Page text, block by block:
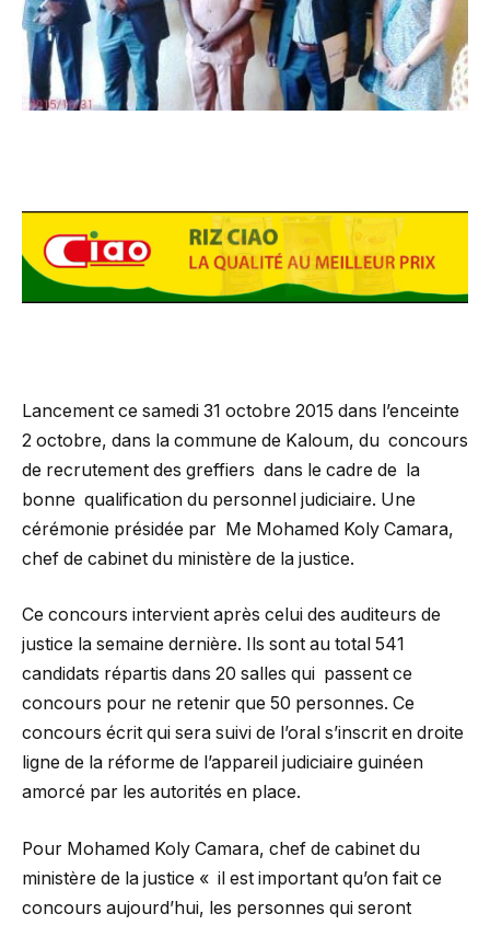
Lancement ce samedi 31 octobre 2015 dans l’enceinte
2 octobre, dans la commune de Kaloum, du concours
de recrutement des greffiers dans le cadre de la
bonne qualification du personnel judiciaire. Une
cérémonie présidée par Me Mohamed Koly Camara,
chef de cabinet du ministère de la justice.
Ce concours intervient après celui des auditeurs de
justice la semaine dernière. Ils sont au total 541
candidats répartis dans 20 salles qui passent ce
concours pour ne retenir que 50 personnes. Ce
concours écrit qui sera suivi de l’oral s’inscrit en droite
ligne de la réforme de l’appareil judiciaire guinéen
amorcé par les autorités en place.
Pour Mohamed Koly Camara, chef de cabinet du
ministère de la justice « il est important qu’on fait ce
concours aujourd’hui, les personnes qui seront